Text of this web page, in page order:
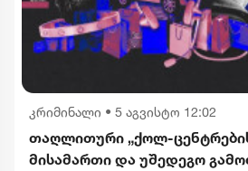
კრიმინალი • 5 აგვისტო 12:02
თაღლითური „ქოლ-
მისამართი და უშედეგო